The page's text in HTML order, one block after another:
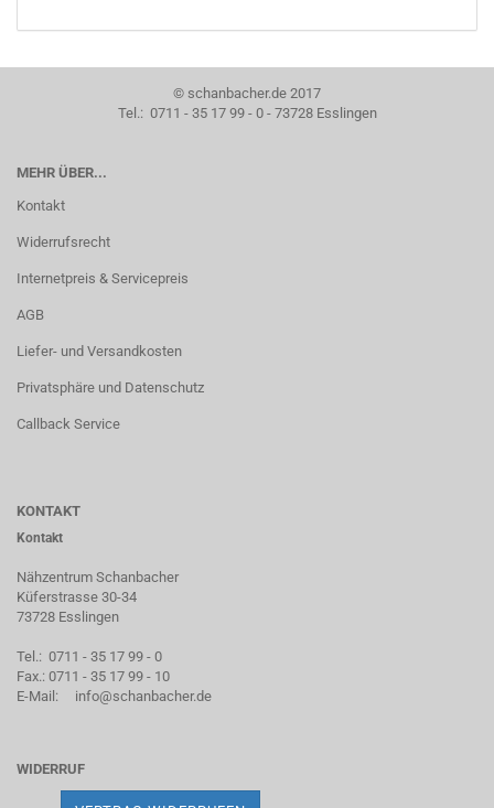
© schanbacher.de 2017
Tel.: 0711 - 35 17 99 - 0 - 73728 Esslingen
MEHR ÜBER...
Kontakt
Widerrufsrecht
Internetpreis & Servicepreis
AGB
Liefer- und Versandkosten
Privatsphäre und Datenschutz
Callback Service
KONTAKT
Kontakt
Nähzentrum Schanbacher
Küferstrasse 30-34
73728 Esslingen
Tel.: 0711 - 35 17 99 - 0
Fax.: 0711 - 35 17 99 - 10
E-Mail: info@schanbacher.de
WIDERRUF